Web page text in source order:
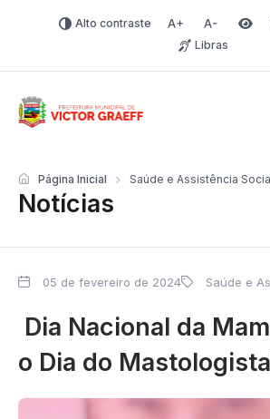
Alto contraste Aumentar fonte
Diminuir
Libras
Notícias
Página Inicial Saúde e Assistência
05 de fevereiro de 2024 Saúde e
Dia Nacional da
o Dia do